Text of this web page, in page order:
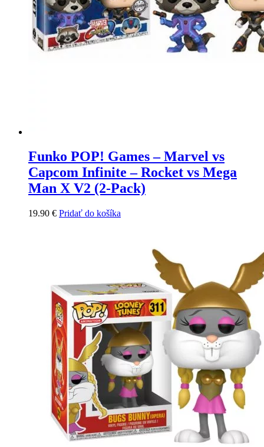
Funko POP! Games – Marvel vs
Capcom Infinite – Rocket vs Mega
Man X V2 (2-Pack)
19.90 € Pridať do košíka